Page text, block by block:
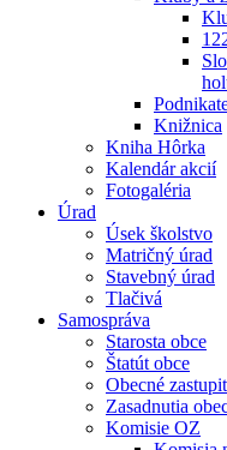
Knižnica
Kniha Hôrka
Kalendár akcií
Fotogaléria
Úrad
Úsek školstvo
Matričný úrad
Stavebný úrad
Tlačivá
Samospráva
Starosta obce
Štatút obce
Obecné
Zasadnutia
Komisie OZ